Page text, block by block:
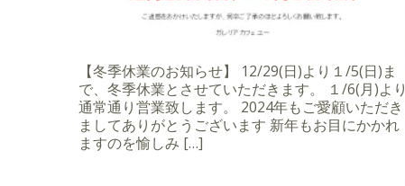
【冬季休業のお知らせ】 12/29(日)より１/5(日)ま
で、冬季休業とさせていただきます。 １/6(月)より
通常通り営業致します。 2024年もご愛顧いただき
ましてありがとうございます 新年もお目にかかれ
ますのを愉しみ […]